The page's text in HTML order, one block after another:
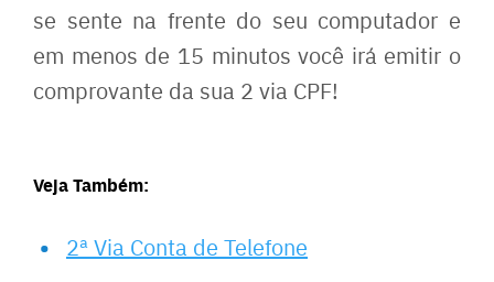
se sente na frente do seu computador e
em menos de 15 minutos você irá emitir o
comprovante da sua 2 via CPF!
Veja Também:
2ª Via Conta de Telefone